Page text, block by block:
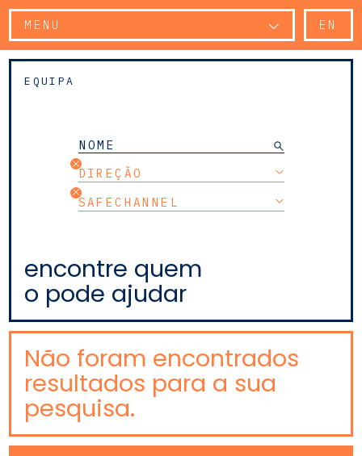
MENU EN
EQUIPA
DIREÇÃO
SAFECHANNEL
encontre quem
o pode ajudar
Não foram encontrados
resultados para a sua
pesquisa.